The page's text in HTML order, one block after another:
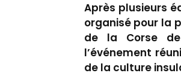
Après plusieurs
organisé pour la
de la Corse de
l’événement
de la culture